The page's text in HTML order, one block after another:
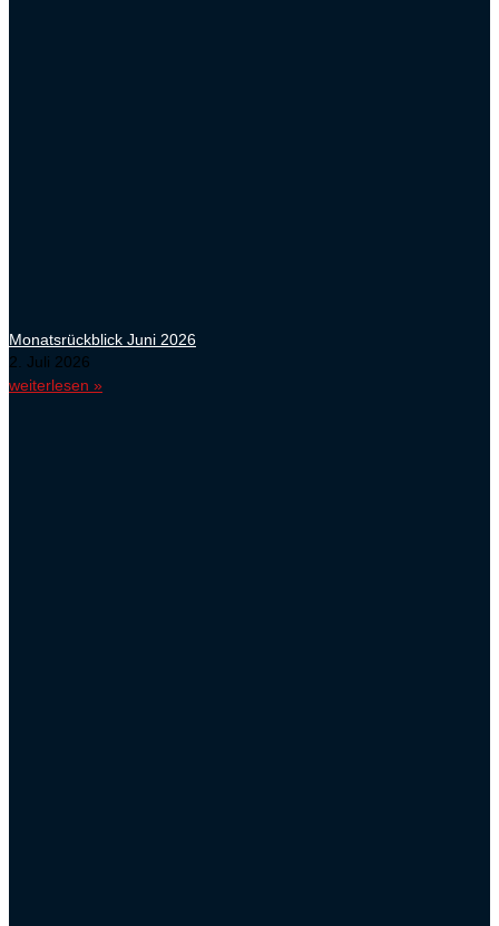
Monatsrückblick Juni 2026
2. Juli 2026
weiterlesen »